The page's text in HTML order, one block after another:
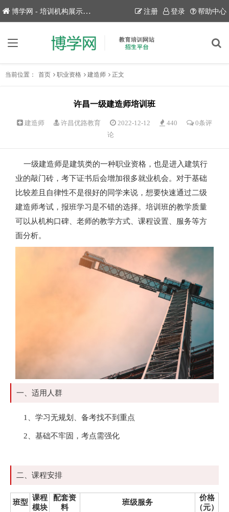
博学网 - 培训机构展示平台！ 注册 登录 帮助中心
当前位置： 首页 职业资格 建造师 正文
许昌一级建造师培训班
建造师 许昌优路教育 2022-12-12 440
0条评
论
一级建造师是建筑类的一种职业资格，也是进入建筑行
业的敲门砖，考下证书后会增加很多就业机会。对于基础
比较差且自律性不是很好的同学来说，想要快速通过二级
建造师考试，报班学习是不错的选择。培训班的教学质量
可以从机构口碑、老师的教学方式、课程设置、服务等方
面分析。
一、适用人群
1、学习无规划、备考找不到重点
2、基础不牢固，考点需强化
二、课程安排
班型
课程
模块
配套资
料
班级服务
价格
（元）